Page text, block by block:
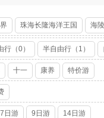
珠海长隆海洋王国 海
行（0） 半自由行（1）
十一 康养 特价游
7日游 9日游 14日游